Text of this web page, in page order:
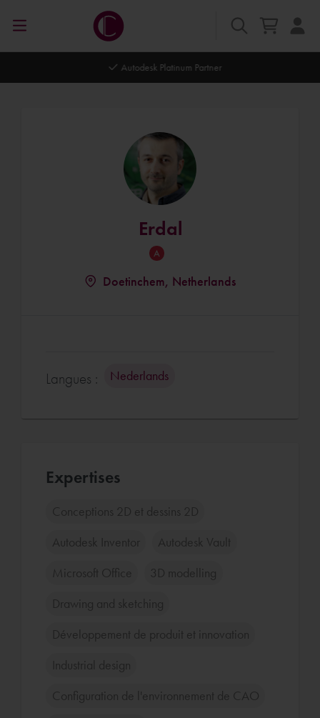
Autodesk Platinum Partner
Erdal
Doetinchem, Netherlands
Langues : Nederlands
Expertises
Conceptions 2D et dessins 2D
Autodesk Inventor Autodesk Vault
Microsoft Office 3D modelling
Drawing and sketching
Développement de produit et innovation
Industrial design
Configuration de l'environnement de CAO